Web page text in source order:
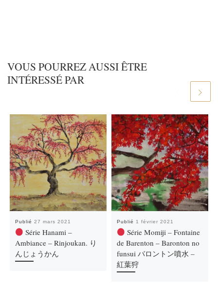
VOUS POURREZ AUSSI ÊTRE
INTÉRESSÉ PAR
Publié 27 mars 2021
Série Hanami –
Ambiance – Rinjoukan. り
んじょうかん
Publié 1 février 2021
Série Momiji – Fontaine
de Barenton – Baronton no
funsui バロントン噴水 –
紅葉狩